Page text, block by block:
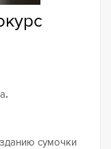
.
сумочки